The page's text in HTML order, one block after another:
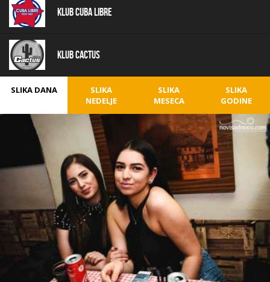
Klub Cuba Libre
Klub Cactus
SLIKA DANA
SLIKA
NEDELJE
SLIKA
MESECA
SLIKA
GODINE